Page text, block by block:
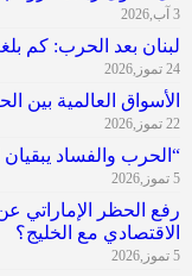
3 آب,2026
لبنان بعد الحرب: كم
24 تموز,2026
الأسواق العالمية بين
22 تموز,2026
“الحرب والفساد
5 تموز,2026
رفع الحظر الإماراتي
الاقتصادي مع الخليج؟
5 تموز,2026